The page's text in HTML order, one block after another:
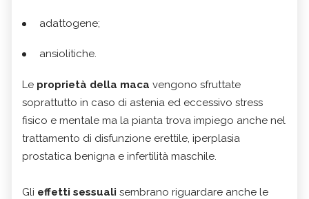
adattogene;
ansiolitiche.
Le proprietà della maca vengono sfruttate
soprattutto in caso di astenia ed eccessivo stress
fisico e mentale ma la pianta trova impiego anche nel
trattamento di disfunzione erettile, iperplasia
prostatica benigna e infertilità maschile.
Gli effetti sessuali sembrano riguardare anche le